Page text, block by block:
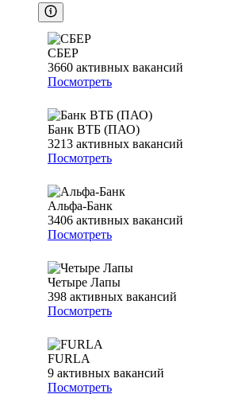
СБЕР
3660 активных вакансий
Посмотреть
Банк ВТБ (ПАО)
3213 активных вакансий
Посмотреть
Альфа-Банк
3406 активных вакансий
Посмотреть
Четыре Лапы
398 активных вакансий
Посмотреть
FURLA
9 активных вакансий
Посмотреть